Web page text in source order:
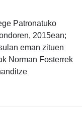
Patronatuko
2015ean;
eman zituen
Norman Fosterrek